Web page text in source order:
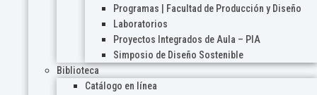
Programas | Facultad de Producción y Diseño
Laboratorios
Proyectos Integrados de Aula – PIA
Simposio de Diseño Sostenible
Biblioteca
Catálogo en línea